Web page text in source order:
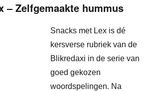
– Zelfgemaakte hummus
Snacks met Lex is dé
kersverse rubriek van de
Blikredaxi in de serie van
goed gekozen
woordspelingen. Na